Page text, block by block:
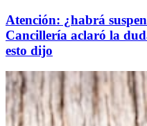
Atención: ¿habrá
Cancillería aclaró la
esto dijo